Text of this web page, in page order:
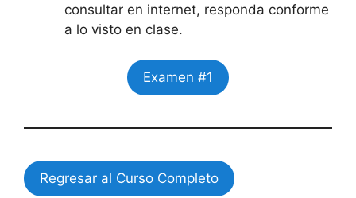
consultar en internet, responda conforme
a lo visto en clase.
Examen #1
Regresar al Curso Completo